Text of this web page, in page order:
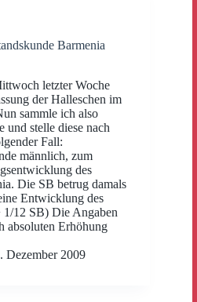
Barmenia
letzter Woche
der Halleschen im
sammle ich also
und stelle diese nach
Fall:
männlich, zum
des
Die SB betrug damals
Entwicklung des
12 SB) Die Angaben
absoluten Erhöhung
Dezember 2009